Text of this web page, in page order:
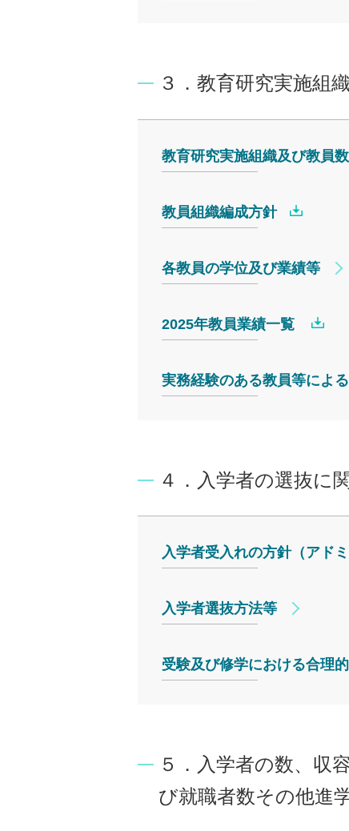
３．教育研究実施組
教育研究実施組織及び教員
教員組織編成方針
各教員の学位及び業績等
2025年教員業績一覧
実務経験のある教員等によ
４．入学者の選抜に
入学者受入れの方針（アド
入学者選抜方法等
受験及び修学における合理
５．入学者の数、収
び就職者数その他進